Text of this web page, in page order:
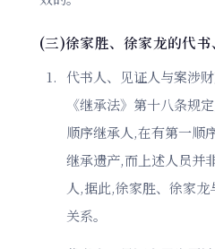
(三)徐家胜、徐家龙的代书
代书人、见证人与案涉
《继承法》第十八条规
顺序继承人,在有第一顺
继承遗产,而上述人员并
人,据此,徐家胜、徐家
关系。